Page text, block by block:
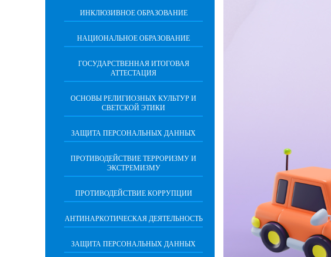
ИНКЛЮЗИВНОЕ ОБРАЗОВАНИЕ
НАЦИОНАЛЬНОЕ ОБРАЗОВАНИЕ
ГОСУДАРСТВЕННАЯ ИТОГОВАЯ
АТТЕСТАЦИЯ
ОСНОВЫ РЕЛИГИОЗНЫХ КУЛЬТУР И
СВЕТСКОЙ ЭТИКИ
ЗАЩИТА ПЕРСОНАЛЬНЫХ ДАННЫХ
ПРОТИВОДЕЙСТВИЕ ТЕРРОРИЗМУ И
ЭКСТРЕМИЗМУ
ПРОТИВОДЕЙСТВИЕ КОРРУПЦИИ
АНТИНАРКОТИЧЕСКАЯ ДЕЯТЕЛЬНОСТЬ
ЗАЩИТА ПЕРСОНАЛЬНЫХ ДАННЫХ